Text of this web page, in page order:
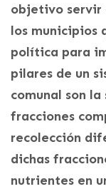
objetivo servir
los municipios
política para
pilares de un
comunal son
fracciones
recolección
dichas
nutrientes en